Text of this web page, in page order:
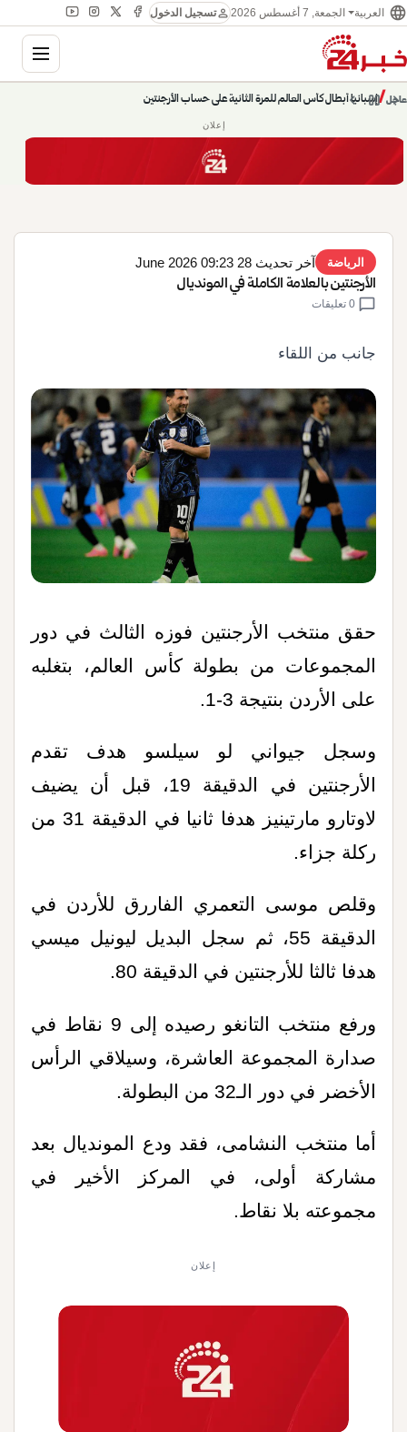
language العربية الجمعة, 7 أغسطس 2026 personتسجيل الدخول
عاجل/إسبانيا أبطال كأس العالم للمرة الثانية على حساب الأرجنتين chevron_right
pause
chevron_left
إعلان
الرياضة آخر تحديث 28 June 2026 09:23
الأرجنتين بالعلامة الكاملة في المونديال
chat_bubble
جانب من اللقاء
حقق منتخب الأرجنتين فوزه الثالث في دور
المجموعات من بطولة كأس العالم، بتغلبه
على الأردن بنتيجة 3-1
.
وسجل جيواني لو سيلسو هدف تقدم
الأرجنتين في الدقيقة 19، قبل أن يضيف
لاوتارو مارتينيز هدفا ثانيا في الدقيقة 31 من
ركلة جزاء.
وقلص موسى التعمري الفاررق للأردن في
الدقيقة 55، ثم سجل البديل ليونيل ميسي
هدفا ثالثا للأرجنتين في الدقيقة 80
.
ورفع منتخب التانغو رصيده إلى 9 نقاط في
صدارة المجموعة العاشرة، وسيلاقي الرأس
الأخضر في دور الـ32 من البطولة
.
أما منتخب النشامى، فقد ودع المونديال بعد
مشاركة أولى، في المركز الأخير في
مجموعته بلا نقاط.
إعلان